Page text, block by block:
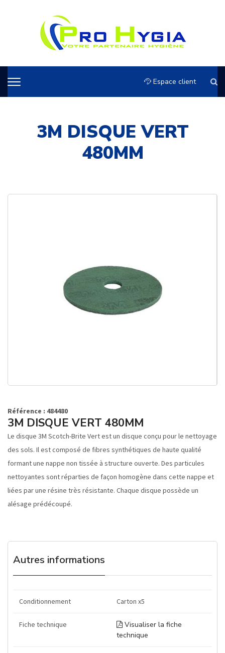
Espace client
3M DISQUE VERT
480MM
Référence : 484480
3M DISQUE VERT 480MM
Le disque 3M Scotch-Brite Vert est un disque conçu pour le nettoyage
des sols. Il est composé de fibres synthétiques de haute qualité
formant une nappe non tissée à structure ouverte. Des particules
nettoyantes sont réparties de façon homogène dans cette nappe et
liées par une résine très résistante. Chaque disque possède un
alésage prédécoupé.
Autres informations
Conditionnement Carton x5
Fiche technique
Visualiser la fiche
technique